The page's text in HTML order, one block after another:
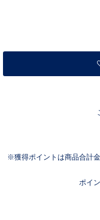
獲得ポイントは商品合計
ポイ